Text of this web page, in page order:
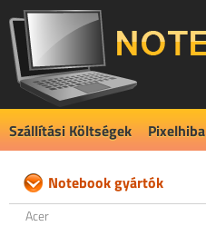
Szállítási Költségek Pixelhiba
Notebook gyártók
Acer